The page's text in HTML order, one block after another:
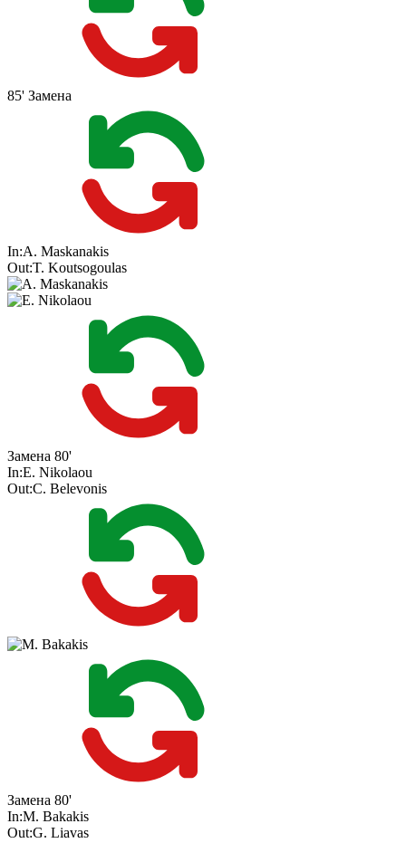
85' Замена
In:A. Maskanakis
Out:T. Koutsogoulas
Замена 80'
In:E. Nikolaou
Out:C. Belevonis
Замена 80'
In:M. Bakakis
Out:G. Liavas